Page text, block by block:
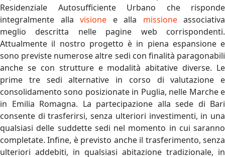
Residenziale Autosufficiente Urbano che risponde
integralmente alla visione e alla missioneassociativa
meglio descritta nelle pagine web corrispondenti.
Attualmente il nostro progetto è in piena espansione e
sono previste numerose altre sedi con finalità paragonabili
anche se con strutture e modalità abitative diverse. Le
prime tre sedi alternative in corso di valutazione e
consolidamento sono posizionate in Puglia, nelle Marche e
in Emilia Romagna. La partecipazione alla sede di Bari
consente di trasferirsi, senza ulteriori investimenti, in una
qualsiasi delle suddette sedi nel momento in cui saranno
completate. Infine, è previsto anche il trasferimento, senza
ulteriori addebiti, in qualsiasi abitazione tradizionale, in